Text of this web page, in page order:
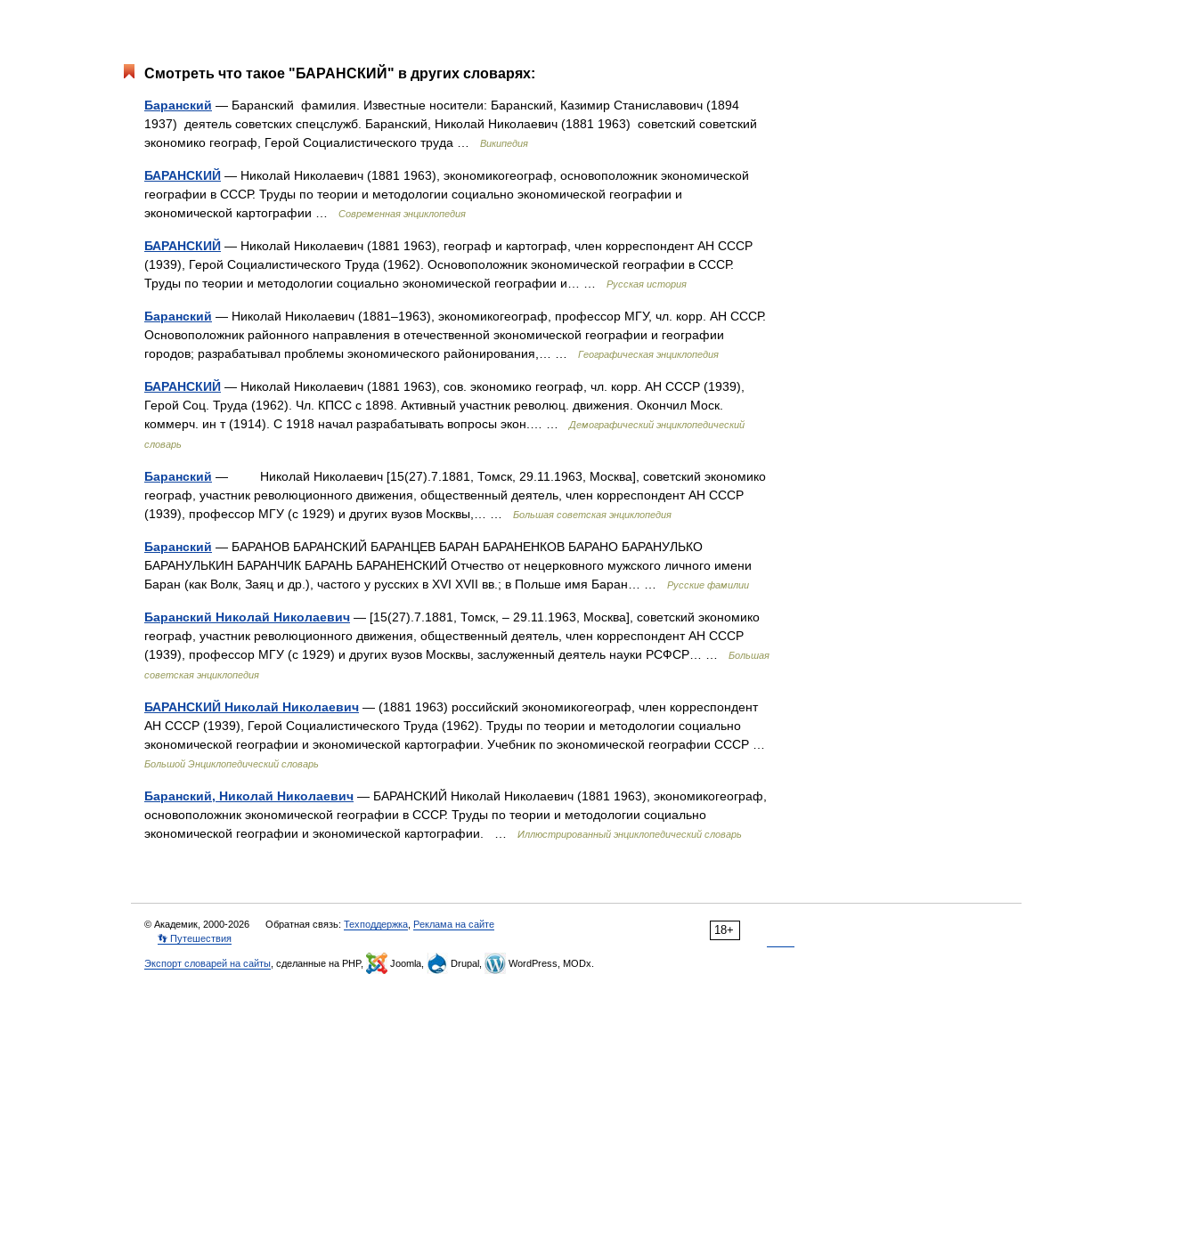
Смотреть что такое "БАРАНСКИЙ" в других словарях:
Баранский — Баранский фамилия. Известные носители: Баранский, Казимир Станиславович (1894
1937) деятель советских спецслужб. Баранский, Николай Николаевич (1881 1963) советский советский
экономико географ, Герой Социалистического труда …
Википедия
БАРАНСКИЙ — Николай Николаевич (1881 1963), экономикогеограф, основоположник экономической
географии в СССР. Труды по теории и методологии социально экономической географии и
экономической картографии …
Современная энциклопедия
БАРАНСКИЙ — Николай Николаевич (1881 1963), географ и картограф, член корреспондент АН СССР
(1939), Герой Социалистического Труда (1962). Основоположник экономической географии в СССР.
Труды по теории и методологии социально экономической географии и… …
Русская история
Баранский — Николай Николаевич (1881–1963), экономикогеограф, профессор МГУ, чл. корр. АН СССР.
Основоположник районного направления в отечественной экономической географии и географии
городов; разрабатывал проблемы экономического районирования,… …
Географическая энциклопедия
БАРАНСКИЙ — Николай Николаевич (1881 1963), сов. экономико географ, чл. корр. АН СССР (1939),
Герой Соц. Труда (1962). Чл. КПСС с 1898. Активный участник революц. движения. Окончил Моск.
коммерч. ин т (1914). С 1918 начал разрабатывать вопросы экон.… …
Демографический энциклопедический
словарь
Баранский — Николай Николаевич [15(27).7.1881, Томск, 29.11.1963, Москва], советский экономико
географ, участник революционного движения, общественный деятель, член корреспондент АН СССР
(1939), профессор МГУ (с 1929) и других вузов Москвы,… …
Большая советская энциклопедия
Баранский — БАРАНОВ БАРАНСКИЙ БАРАНЦЕВ БАРАН БАРАНЕНКОВ БАРАНО БАРАНУЛЬКО
БАРАНУЛЬКИН БАРАНЧИК БАРАНЬ БАРАНЕНСКИЙ Отчество от нецерковного мужского личного имени
Баран (как Волк, Заяц и др.), частого у русских в XVI XVII вв.; в Польше имя Баран… …
Русские фамилии
Баранский Николай Николаевич — [15(27).7.1881, Томск, ‒ 29.11.1963, Москва], советский экономико
географ, участник революционного движения, общественный деятель, член корреспондент АН СССР
(1939), профессор МГУ (с 1929) и других вузов Москвы, заслуженный деятель науки РСФСР… …
Большая
советская энциклопедия
БАРАНСКИЙ Николай Николаевич — (1881 1963) российский экономикогеограф, член корреспондент
АН СССР (1939), Герой Социалистического Труда (1962). Труды по теории и методологии социально
экономической географии и экономической картографии. Учебник по экономической географии СССР …
Большой Энциклопедический словарь
Баранский, Николай Николаевич — БАРАНСКИЙ Николай Николаевич (1881 1963), экономикогеограф,
основоположник экономической географии в СССР. Труды по теории и методологии социально
экономической географии и экономической картографии. …
Иллюстрированный энциклопедический словарь
18+
© Академик, 2000-2026 Обратная связь: Техподдержка Реклама на сайте
👣 Путешествия
Экспорт словарей на сайты , сделанные на PHP, Joomla, Drupal, WordPress, MODx.